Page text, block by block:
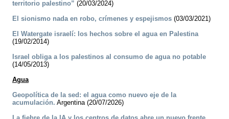
territorio palestino” (20/03/2024)
El sionismo nada en robo, crímenes y espejismos (03/03/2021)
El Watergate israelí: los hechos sobre el agua en Palestina
(19/02/2014)
Israel obliga a los palestinos al consumo de agua no potable
(14/05/2013)
Agua
Geopolítica de la sed: el agua como nuevo eje de la
acumulación. Argentina (20/07/2026)